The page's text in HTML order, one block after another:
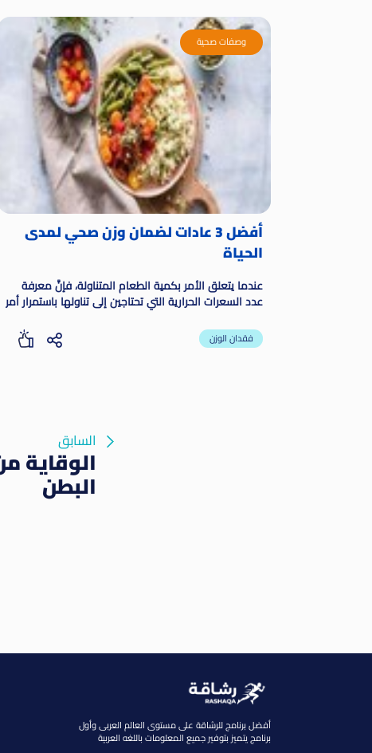
وصفات صحية
أفضل 3 عادات لضمان وزن صحي لمدى
الحياة
عندما يتعلق الأمر بكمية الطعام المتناولة، فإنَّ معرفة
عدد السعرات الحرارية التي تحتاجين إلى تناولها باستمرار أمر
تطبيق رشاقة.
فقدان الوزن
السابق
الوقاية
البطن
أفضل برنامج للرشاقة على مستوى العالم العربى وأول
برنامج يتميز بتوفير جميع المعلومات باللغه العربية